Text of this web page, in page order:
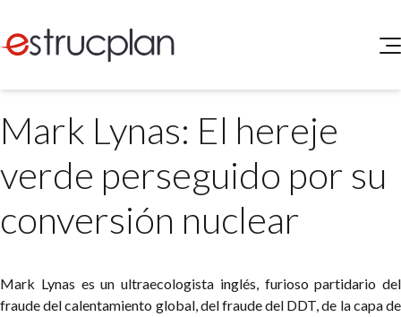
SERVICIOS
Higiene y Seguridad
Medio Ambiente
Legislación
INGRESAR
Portal de Clientes
Matriz Profesional
Mark Lynas: El hereje
verde perseguido por su
conversión nuclear
Mark Lynas es un ultraecologista inglés, furioso partidario del
fraude del calentamiento global, del fraude del DDT, de la capa de